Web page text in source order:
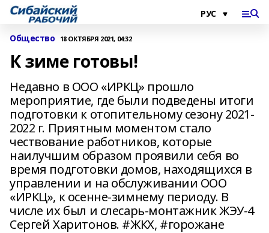
Общество 18 ОКТЯБРЯ 2021, 04:32
К зиме готовы!
Недавно в ООО «ИРКЦ» прошло
мероприятие, где были подведены итоги
подготовки к отопительному сезону 2021-
2022 г. Приятным моментом стало
чествование работников, которые
наилучшим образом проявили себя во
время подготовки домов, находящихся в
управлении и на обслуживании ООО
«ИРКЦ», к осенне-зимнему периоду. В
числе их был и слесарь-монтажник ЖЭУ-4
Сергей Харитонов. #ЖКХ, #горожане